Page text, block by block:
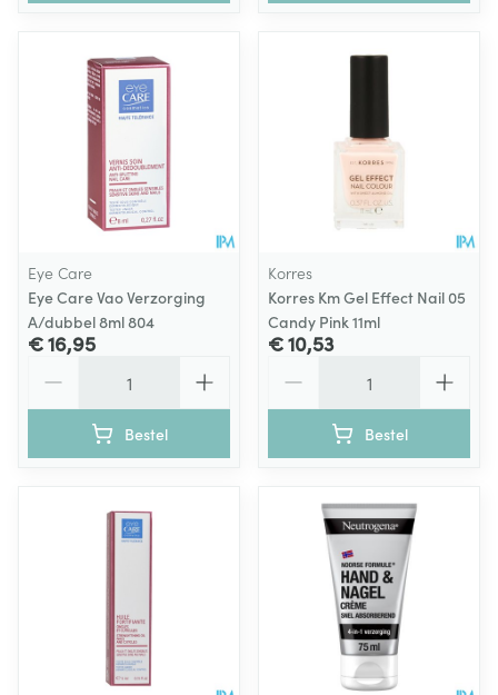
Eye Care
Eye Care Vao Verzorging
A/dubbel 8ml 804
€ 16,95
Bestel
Korres
Korres Km Gel Effect Nail 05
Candy Pink 11ml
€ 10,53
Bestel